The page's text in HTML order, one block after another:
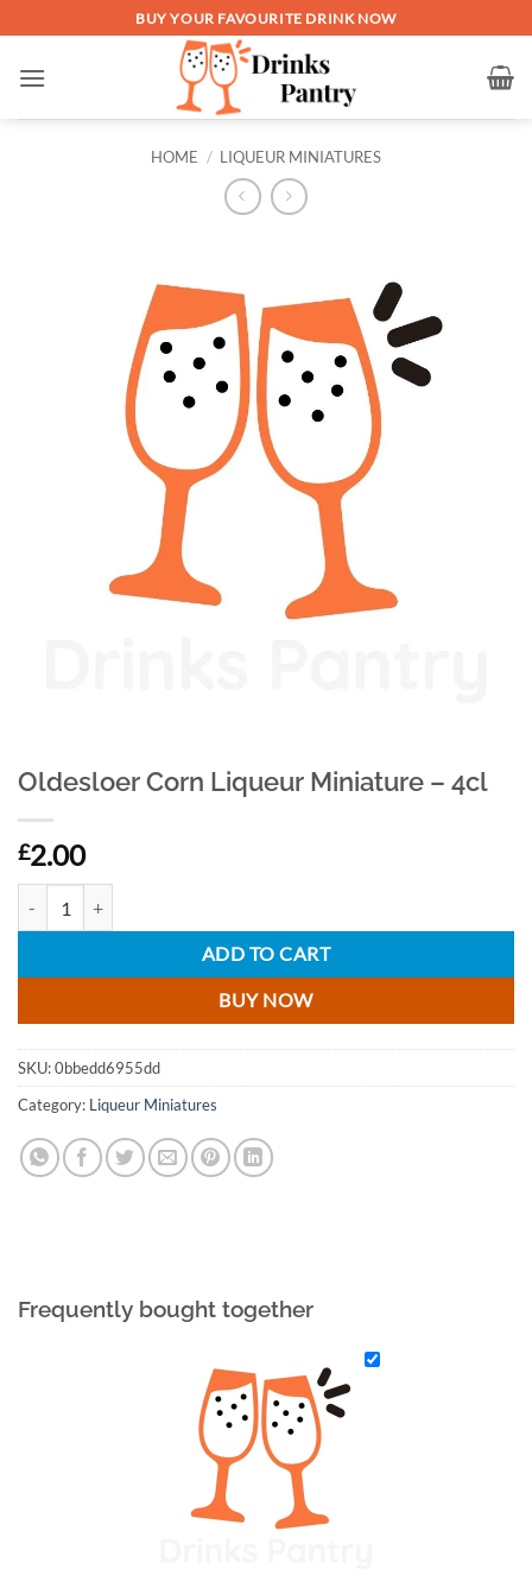
to
content
BUY YOUR FAVOURITE DRINK NOW
HOME / LIQUEUR MINIATURES
Oldesloer Corn Liqueur Miniature – 4cl
£2.00
ADD TO CART
BUY NOW
SKU:0bbedd6955dd
Category: Liqueur Miniatures
Frequently bought together